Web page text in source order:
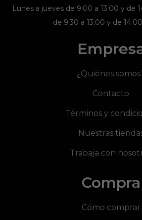
Lunes a jueves de 9:00 a 13:00 y de
de 9:30 a 13:00 y de 14:00
¿Quiénes
Contacto
Términos y
Nuestras
Trabaja con
Compra
Cómo comprar